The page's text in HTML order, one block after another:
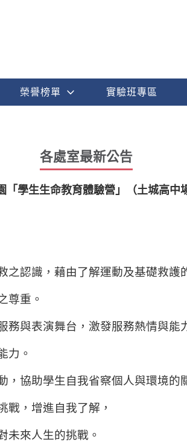
榮譽榜單 實驗班專區
各處室最新公告
「學生生命教育體驗營」（土城高
之認識，藉由了解運動及基礎救護
尊重。
務與表演舞台，激發服務熱情與能
力。
，協助學生自我省察個人與環境的
戰，增進自我了解，
未來人生的挑戰。